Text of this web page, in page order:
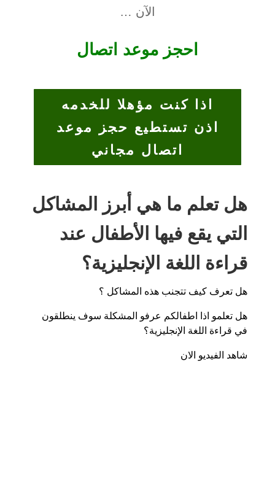
الآن …
احجز موعد اتصال
اذا كنت مؤهلا للخدمه
اذن تستطيع حجز موعد
اتصال مجاني
هل تعلم ما هي أبرز المشاكل
التي يقع فيها الأطفال عند
قراءة اللغة الإنجليزية؟
هل تعرف كيف تتجنب هذه المشاكل ؟
هل تعلمو اذا اطفالكم عرفو المشكلة سوف ينطلقون
في قراءة اللغة الإنجليزية؟
شاهد الفيديو الان